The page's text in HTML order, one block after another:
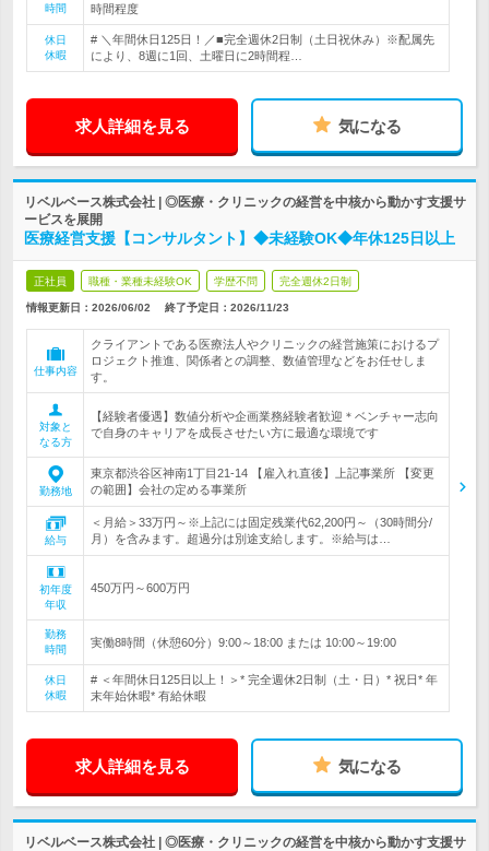
時間
時間程度
休日
休暇
# ＼年間休日125日！／■完全週休2日制（土日祝休み）※配属先
により、8週に1回、土曜日に2時間程…
求人詳細を見る 気になる
リベルベース株式会社 | ◎医療・クリニックの経営を中核から動かす支援サ
ービスを展開
医療経営支援【コンサルタント】◆未経験OK◆年休125日以上
正社員 職種・業種未経験OK 学歴不問 完全週休2日制
情報更新日：2026/06/02 終了予定日： 2026/11/23
仕事内容
クライアントである医療法人やクリニックの経営施策におけるプ
ロジェクト推進、関係者との調整、数値管理などをお任せしま
す。
対象と
なる方
【経験者優遇】数値分析や企画業務経験者歓迎＊ベンチャー志向
で自身のキャリアを成長させたい方に最適な環境です
勤務地
東京都渋谷区神南1丁目21-14 【雇入れ直後】上記事業所 【変更
の範囲】会社の定める事業所
給与
＜月給＞33万円～※上記には固定残業代62,200円～（30時間分/
月）を含みます。超過分は別途支給します。※給与は…
初年度
年収
450万円～600万円
勤務
時間
実働8時間（休憩60分）9:00～18:00 または 10:00～19:00
休日
休暇
# ＜年間休日125日以上！＞* 完全週休2日制（土・日）* 祝日* 年
末年始休暇* 有給休暇
求人詳細を見る 気になる
リベルベース株式会社 | ◎医療・クリニックの経営を中核から動かす支援サ